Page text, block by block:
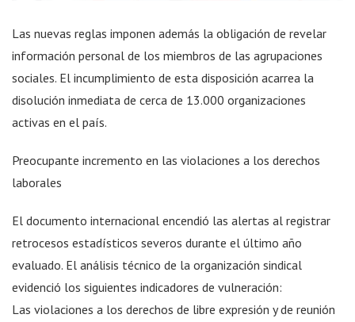
Las nuevas reglas imponen además la obligación de revelar
información personal de los miembros de las agrupaciones
sociales. El incumplimiento de esta disposición acarrea la
disolución inmediata de cerca de 13.000 organizaciones
activas en el país.
Preocupante incremento en las violaciones a los derechos
laborales
El documento internacional encendió las alertas al registrar
retrocesos estadísticos severos durante el último año
evaluado. El análisis técnico de la organización sindical
evidenció los siguientes indicadores de vulneración:
Las violaciones a los derechos de libre expresión y de reunión